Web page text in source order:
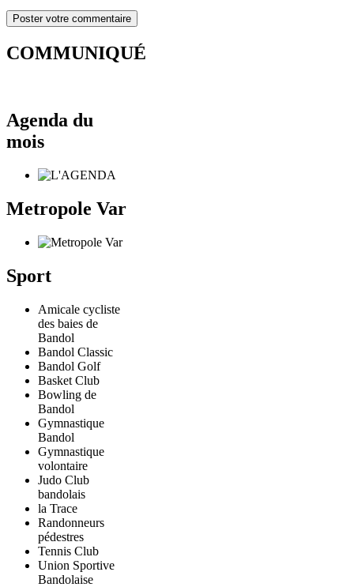
COMMUNIQUÉ
Agenda du
mois
Metropole Var
Sport
Amicale cycliste
des baies de
Bandol
Bandol Classic
Bandol Golf
Basket Club
Bowling de
Bandol
Gymnastique
Bandol
Gymnastique
volontaire
Judo Club
bandolais
la Trace
Randonneurs
pédestres
Tennis Club
Union Sportive
Bandolaise